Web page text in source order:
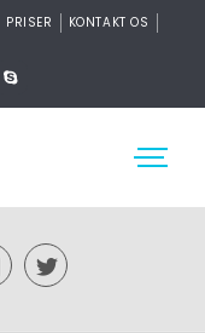
PRISER KONTAKT OS